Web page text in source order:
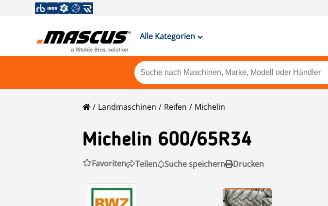
Alle Kategorien
Landmaschinen Reifen Michelin
Michelin 600/65R34
Favoriten Teilen Suche speichern Drucken